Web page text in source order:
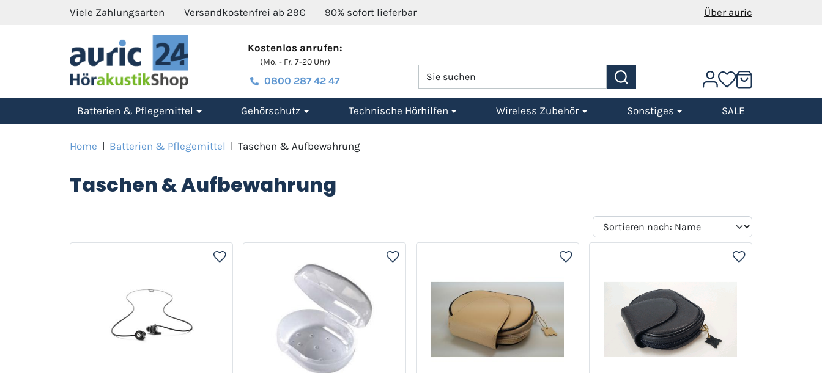
Viele Zahlungsarten Versandkostenfrei ab 29€ 90% sofort lieferbar Über auric
Kostenlos anrufen:
(Mo. - Fr. 7-20 Uhr)
0800 287 42 47
Batterien & Pflegemittel Gehörschutz Technische Hörhilfen Wireless Zubehör Sonstiges SALE
Home | Batterien & Pflegemittel | Taschen & Aufbewahrung
Taschen & Aufbewahrung